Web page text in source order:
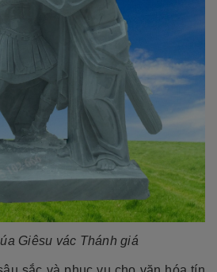
Giêsu vác Thánh giá